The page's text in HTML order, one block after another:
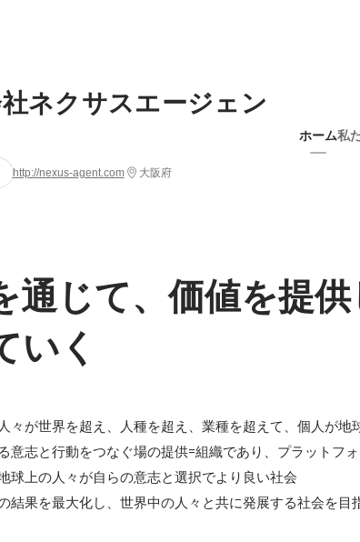
ネクサスエージェン
http://nexus-agent.com 大阪府
ホーム私
通じて、価値を提
いく
々が世界を超え、人種を超え、業種を超えて、個人が地
意志と行動をつなぐ場の提供=組織であり、プラットフ
球上の人々が自らの意志と選択でより良い社会
結果を最大化し、世界中の人々と共に発展する社会を目